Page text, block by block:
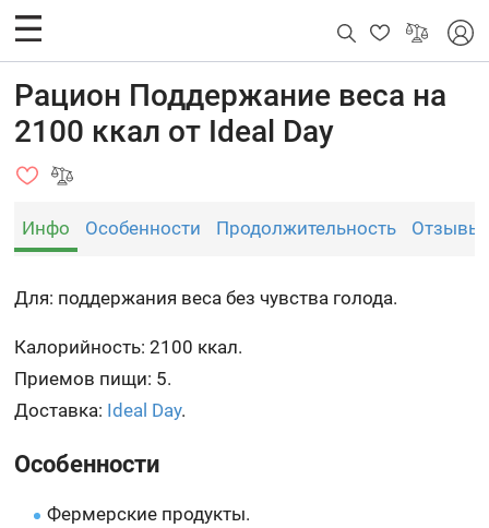
Рацион Поддержание веса на
2100 ккал от Ideal Day
Инфо Особенности Продолжительность Отзывы
Для: поддержания веса без чувства голода.
Калорийность: 2100 ккал.
Приемов пищи: 5.
Доставка: Ideal Day.
Особенности
Фермерские продукты.